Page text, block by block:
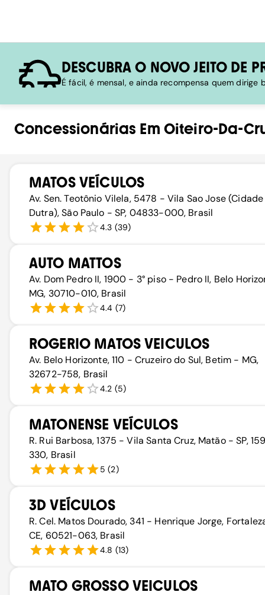
DESCUBRA O NOVO JEITO DE
É fácil, é mensal, e ainda recompensa quem dirige
Concessionárias Em Oiteiro-Da-
MATOS VEÍCULOS
Av. Sen. Teotônio Vilela, 5478 - Vila Sao Jose (Cidade
Dutra), São Paulo - SP, 04833-000, Brasil
4.3 (39)
AUTO MATTOS
Av. Dom Pedro II, 1900 - 3° piso - Pedro II, Belo
MG, 30710-010, Brasil
4.4 (7)
ROGERIO MATOS VEICULOS
Av. Belo Horizonte, 110 - Cruzeiro do Sul, Betim - MG,
32672-758, Brasil
4.2 (5)
MATONENSE VEÍCULOS
R. Rui Barbosa, 1375 - Vila Santa Cruz, Matão - SP,
330, Brasil
5 (2)
3D VEÍCULOS
R. Cel. Matos Dourado, 341 - Henrique Jorge,
CE, 60521-063, Brasil
4.8 (13)
MATO GROSSO VEICULOS